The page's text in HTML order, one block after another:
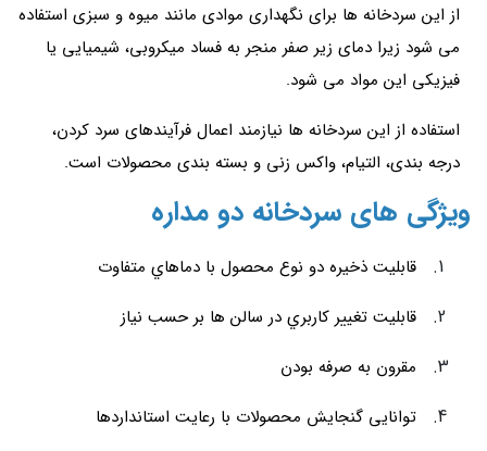
از این سردخانه ها برای نگهداری موادی مانند میوه و سبزی استفاده
می شود زیرا دمای زیر صفر منجر به فساد میکروبی، شیمیایی یا
فیزیکی این مواد می شود.
استفاده از این سردخانه ها نیازمند اعمال فرآیندهای سرد کردن،
درجه بندی، التیام، واکس زنی و بسته بندی محصولات است.
ویژگی های سردخانه دو مداره
قابليت ذخيره دو نوع محصول با دماهاي متفاوت
قابليت تغيير كاربري در سالن ها بر حسب نياز
مقرون به صرفه بودن
توانایی گنجایش محصولات با رعایت استانداردها